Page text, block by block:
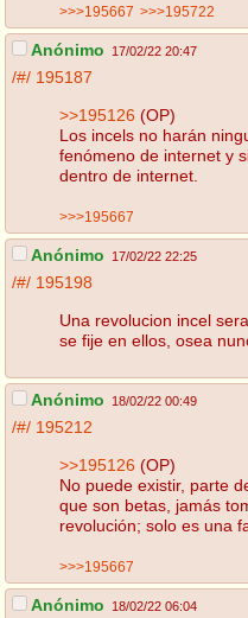
>>>195667 >>>195722
Anónimo 17/02/22 20:47
/#/ 195187
>>195126 (OP)
Los incels no harán
fenómeno de internet y
dentro de internet.
>>>195667
Anónimo 17/02/22 22:25
/#/ 195198
Una revolucion incel
se fije en ellos, osea
Anónimo 18/02/22 00:49
/#/ 195212
>>195126 (OP)
No puede existir, parte
que son betas, jamás
revolución; solo es una
>>>195667
Anónimo 18/02/22 06:04